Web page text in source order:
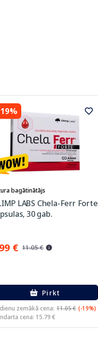
bagātinātājs
LABS Chela-Ferr Forte
30 gab.
€ 11.05 €
Pirkt
zemākā cena: 11.05 € (-19%)
cena: 15.79 €